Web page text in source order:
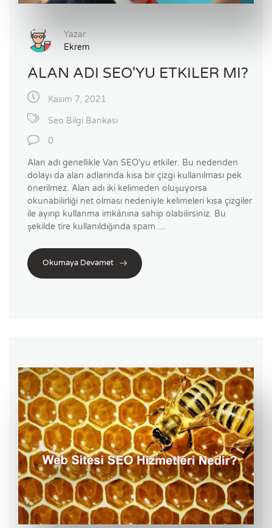
Yazar
Ekrem
ALAN ADI SEO'YU ETKILER MI?
Kasım 7, 2021
Seo Bilgi Bankası
0
Alan adı genellikle Van SEO'yu etkiler. Bu nedenden
dolayı da alan adlarında kısa bir çizgi kullanılması pek
önerilmez. Alan adı iki kelimeden oluşuyorsa
okunabilirliği net olması nedeniyle kelimeleri kısa çizgiler
ile ayırıp kullanma imkânına sahip olabilirsiniz. Bu
şekilde tire kullanıldığında spam ...
Okumaya Devamet